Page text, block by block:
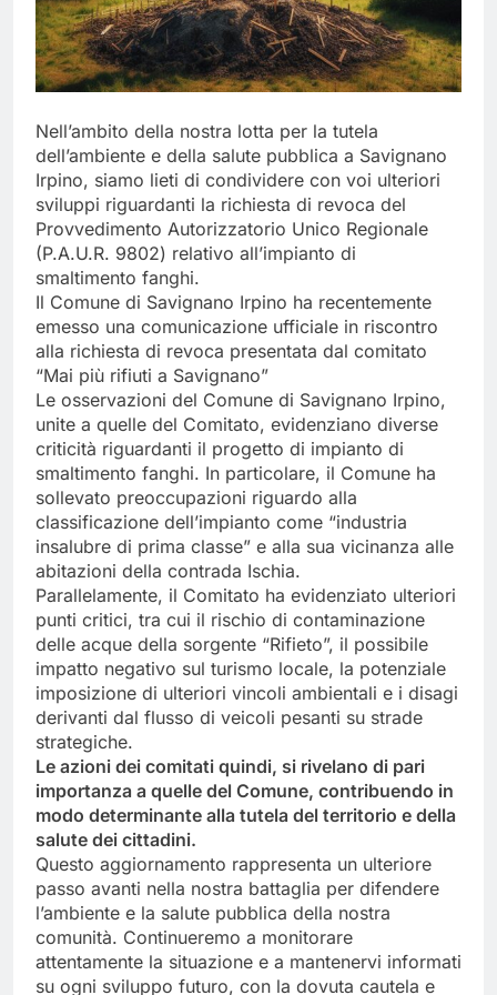
Nell’ambito della nostra lotta per la tutela
dell’ambiente e della salute pubblica a Savignano
Irpino, siamo lieti di condividere con voi ulteriori
sviluppi riguardanti la richiesta di revoca del
Provvedimento Autorizzatorio Unico Regionale
(P.A.U.R. 9802) relativo all’impianto di
smaltimento fanghi.
Il Comune di Savignano Irpino ha recentemente
emesso una comunicazione ufficiale in riscontro
alla richiesta di revoca presentata dal comitato
“Mai più rifiuti a Savignano”
Le osservazioni del Comune di Savignano Irpino,
unite a quelle del Comitato, evidenziano diverse
criticità riguardanti il progetto di impianto di
smaltimento fanghi. In particolare, il Comune ha
sollevato preoccupazioni riguardo alla
classificazione dell’impianto come “industria
insalubre di prima classe” e alla sua vicinanza alle
abitazioni della contrada Ischia.
Parallelamente, il Comitato ha evidenziato ulteriori
punti critici, tra cui il rischio di contaminazione
delle acque della sorgente “Rifieto”, il possibile
impatto negativo sul turismo locale, la potenziale
imposizione di ulteriori vincoli ambientali e i disagi
derivanti dal flusso di veicoli pesanti su strade
strategiche.
Le azioni dei comitati quindi, si rivelano di pari
importanza a quelle del Comune, contribuendo in
modo determinante alla tutela del territorio e della
salute dei cittadini.
Questo aggiornamento rappresenta un ulteriore
passo avanti nella nostra battaglia per difendere
l’ambiente e la salute pubblica della nostra
comunità. Continueremo a monitorare
attentamente la situazione e a mantenervi informati
su ogni sviluppo futuro, con la dovuta cautela e